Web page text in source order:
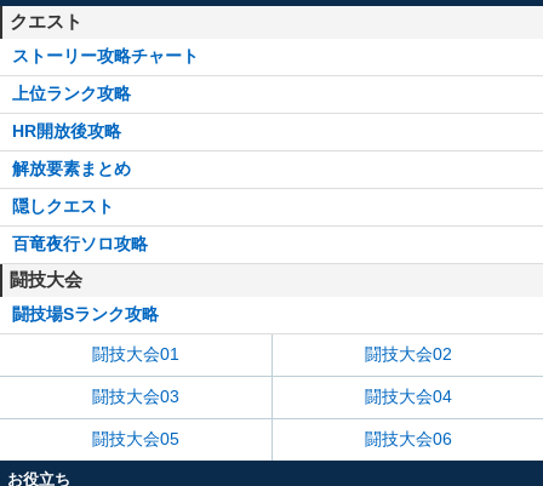
クエスト
ストーリー攻略チャート
上位ランク攻略
HR開放後攻略
解放要素まとめ
隠しクエスト
百竜夜行ソロ攻略
闘技大会
闘技場Sランク攻略
闘技大会01 闘技大会02
闘技大会03 闘技大会04
闘技大会05 闘技大会06
お役立ち